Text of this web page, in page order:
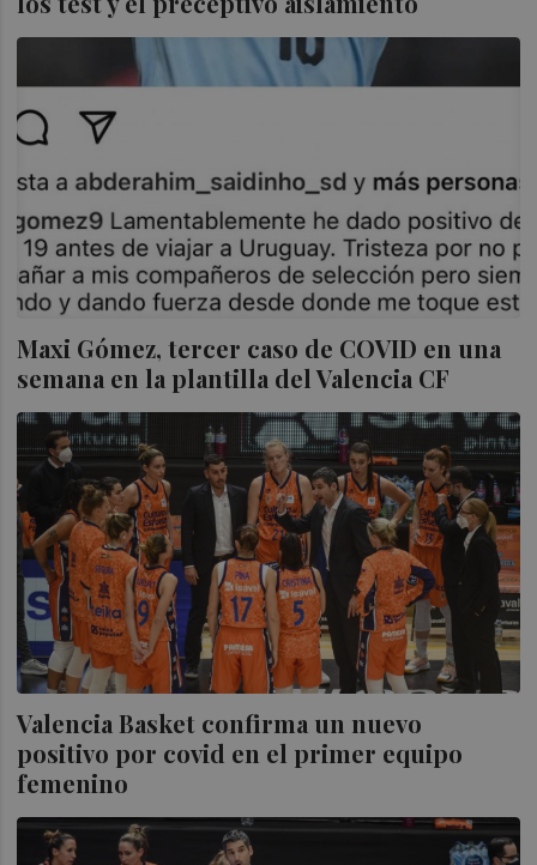
Maxi Gómez, tercer caso de COVID en una
semana en la plantilla del Valencia CF
Valencia Basket confirma un nuevo
positivo por covid en el primer equipo
femenino